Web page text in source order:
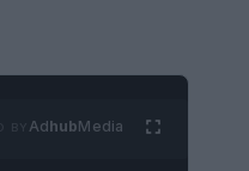
AdhubMedia